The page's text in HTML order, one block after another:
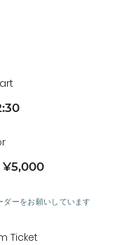
¥5,000
ダーをお願いしています
Ticket